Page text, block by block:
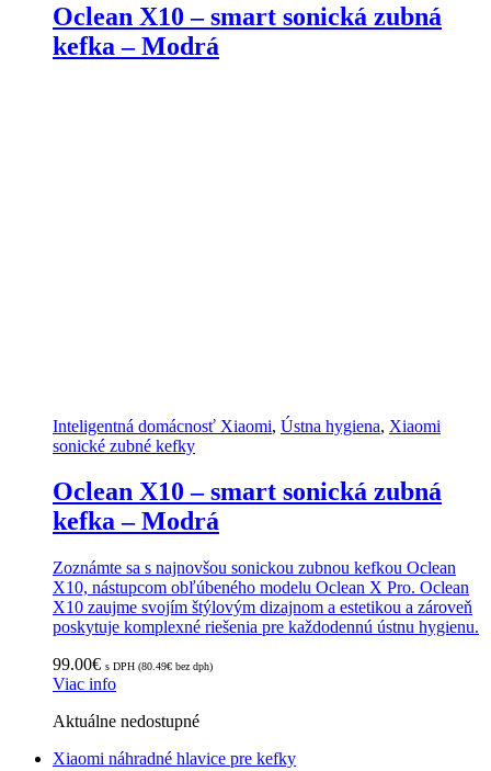
Oclean X10 – smart sonická zubná
kefka – Modrá
Inteligentná domácnosť Xiaomi, Ústna hygiena, Xiaomi
sonické zubné kefky
Oclean X10 – smart sonická zubná
kefka – Modrá
Zoznámte sa s najnovšou sonickou zubnou kefkou Oclean
X10, nástupcom obľúbeného modelu Oclean X Pro. Oclean
X10 zaujme svojím štýlovým dizajnom a estetikou a zároveň
poskytuje komplexné riešenia pre každodennú ústnu hygienu.
99.00€ s DPH (80.49€ bez dph)
Viac info
Aktuálne nedostupné
Xiaomi náhradné hlavice pre kefky